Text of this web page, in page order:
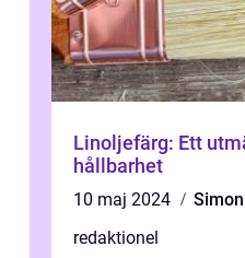
Linoljefärg: Ett
hållbarhet
10 maj 2024
redaktionel